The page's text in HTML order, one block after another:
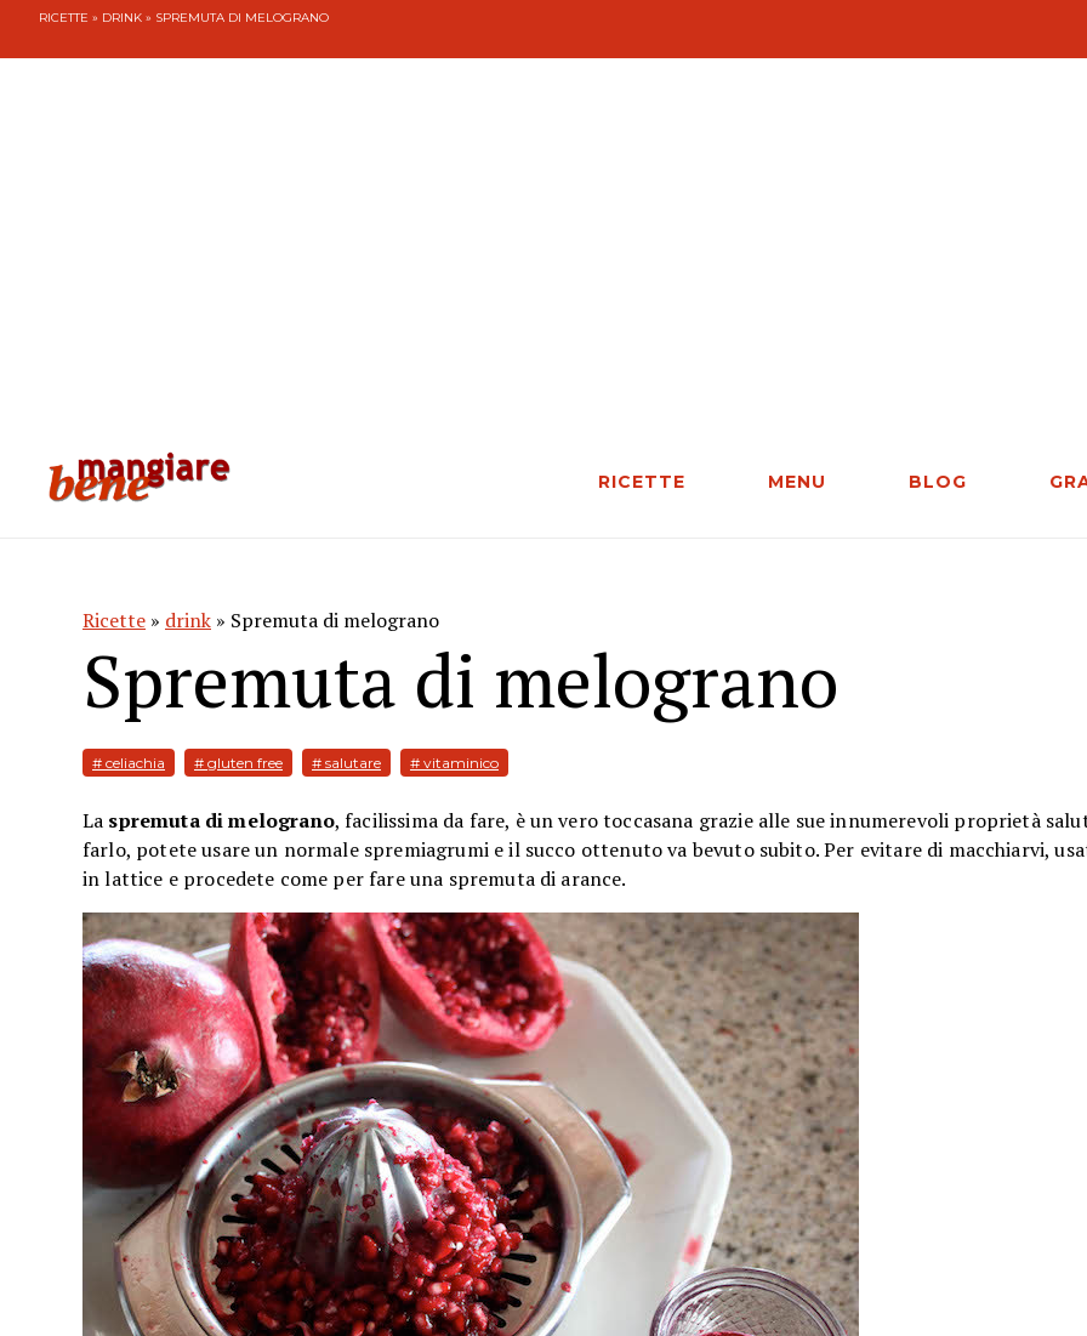
RICETTE » DRINK » SPREMUTA DI MELOGRANO
RICETTE MENU BLOG
Ricette » drink » Spremuta di melograno
Spremuta di melograno
# celiachia # gluten free # salutare # vitaminico
La spremuta di melograno, facilissima da fare, è un vero toccasana grazie alle sue innumerevoli proprietà
farlo, potete usare un normale spremiagrumi e il succo ottenuto va bevuto subito. Per evitare di macchiarvi,
in lattice e procedete come per fare una spremuta di arance.